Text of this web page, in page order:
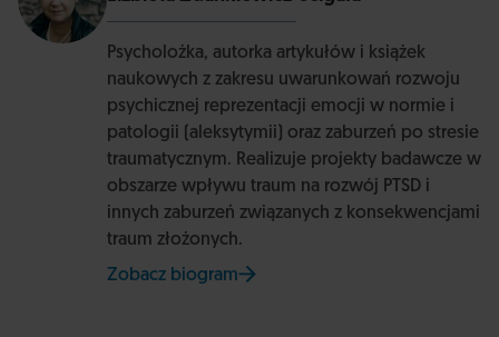
Psycholożka, autorka artykułów i książek
naukowych z zakresu uwarunkowań rozwoju
psychicznej reprezentacji emocji w normie i
patologii (aleksytymii) oraz zaburzeń po stresie
traumatycznym. Realizuje projekty badawcze w
obszarze wpływu traum na rozwój PTSD i
innych zaburzeń związanych z konsekwencjami
traum złożonych.
Zobacz biogramna stronie Uniwersytetu SWPS